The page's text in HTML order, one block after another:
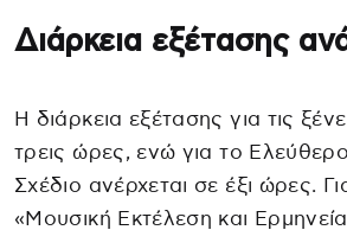
Διάρκεια εξέτασης
Η διάρκεια εξέτασης για τις
τρεις ώρες, ενώ για το
Σχέδιο ανέρχεται σε έξι ώρες.
«Μουσική Εκτέλεση και